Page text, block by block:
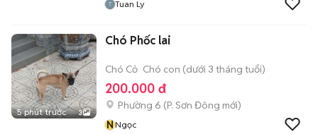
Tuan Ly
5 phút trước 3
Chó Phốc lai
Chó Cỏ Chó con (dưới 3 tháng tuổi)
200.000 đ
Phường 6 (P. Sơn Đông mới)
NNgọc